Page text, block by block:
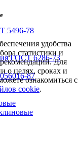
5496-78
ГОСТ 6286-73
87
удобства
статистики и
Для
о целях, сроках и
ознакомиться с
cookie.